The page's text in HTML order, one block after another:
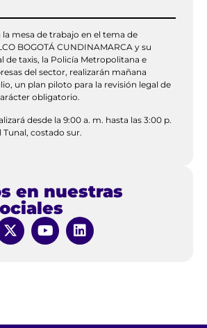
mesa de trabajo en el tema de
BOGOTÁ CUNDINAMARCA y su
de taxis, la Policía Metropolitana e
del sector, realizarán mañana
un plan piloto para la revisión legal de
obligatorio.
desde la 9:00 a. m. hasta las 3:00 p.
Tunal, costado sur.
en nuestras